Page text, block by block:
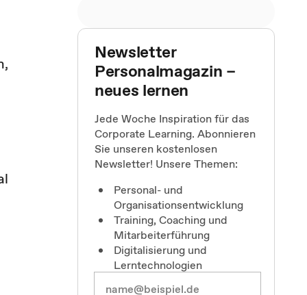
Newsletter
Personalmagazin –
neues lernen
Jede Woche Inspiration für das
Corporate Learning. Abonnieren
Sie unseren kostenlosen
Newsletter! Unsere Themen:
Personal- und
Organisationsentwicklung
Training, Coaching und
Mitarbeiterführung
Digitalisierung und
Lerntechnologien